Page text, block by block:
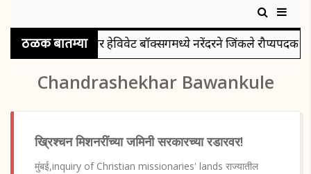
ठळक बातम्या
सुपर हेविवेट बॉक्सिंगमध्ये नरेंदरने जिंकले रौप्यपदक
Chandrashekhar Bawankule
ख्रिश्चन मिशनरींच्या जमिनी सरकारच्या रडारवर!
मुंबई,inquiry of Christian missionaries' lands राज्यातील